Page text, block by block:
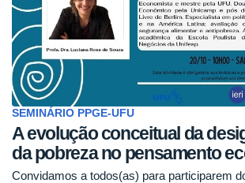
SEMINÁRIO PPGE-UFU
A evolução conceitual da
da pobreza no pensamento
Convidamos a todos(as) para participarem